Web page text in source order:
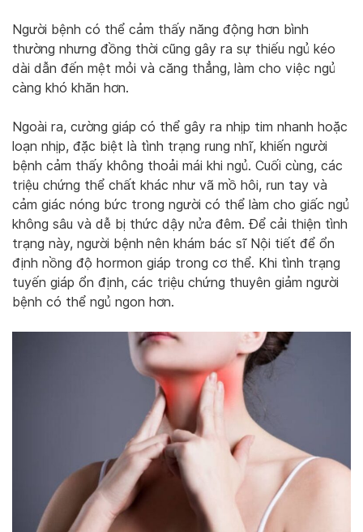
Người bệnh có thể cảm thấy năng động hơn bình
thường nhưng đồng thời cũng gây ra sự thiếu ngủ kéo
dài dẫn đến mệt mỏi và căng thẳng, làm cho việc ngủ
càng khó khăn hơn.
Ngoài ra, cường giáp có thể gây ra nhịp tim nhanh hoặc
loạn nhịp, đặc biệt là tình trạng rung nhĩ, khiến người
bệnh cảm thấy không thoải mái khi ngủ. Cuối cùng, các
triệu chứng thể chất khác như vã mồ hôi, run tay và
cảm giác nóng bức trong người có thể làm cho giấc ngủ
không sâu và dễ bị thức dậy nửa đêm. Để cải thiện tình
trạng này, người bệnh nên khám bác sĩ Nội tiết để ổn
định nồng độ hormon giáp trong cơ thể. Khi tình trạng
tuyến giáp ổn định, các triệu chứng thuyên giảm người
bệnh có thể ngủ ngon hơn.